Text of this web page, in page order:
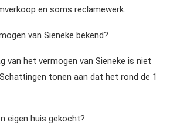
en soms reclamewerk.
van Sieneke bekend?
van het vermogen van Sieneke is niet
tonen aan dat het rond de 1
eigen huis gekocht?